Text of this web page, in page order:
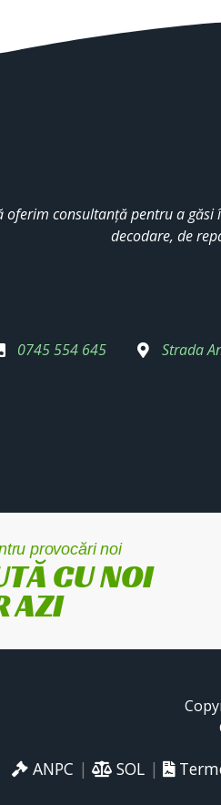
oferim consultanță pentru a
decodare, de
0745 554 645 Strada
provocări noi
CU NOI
AZI
ANPC | SOL |